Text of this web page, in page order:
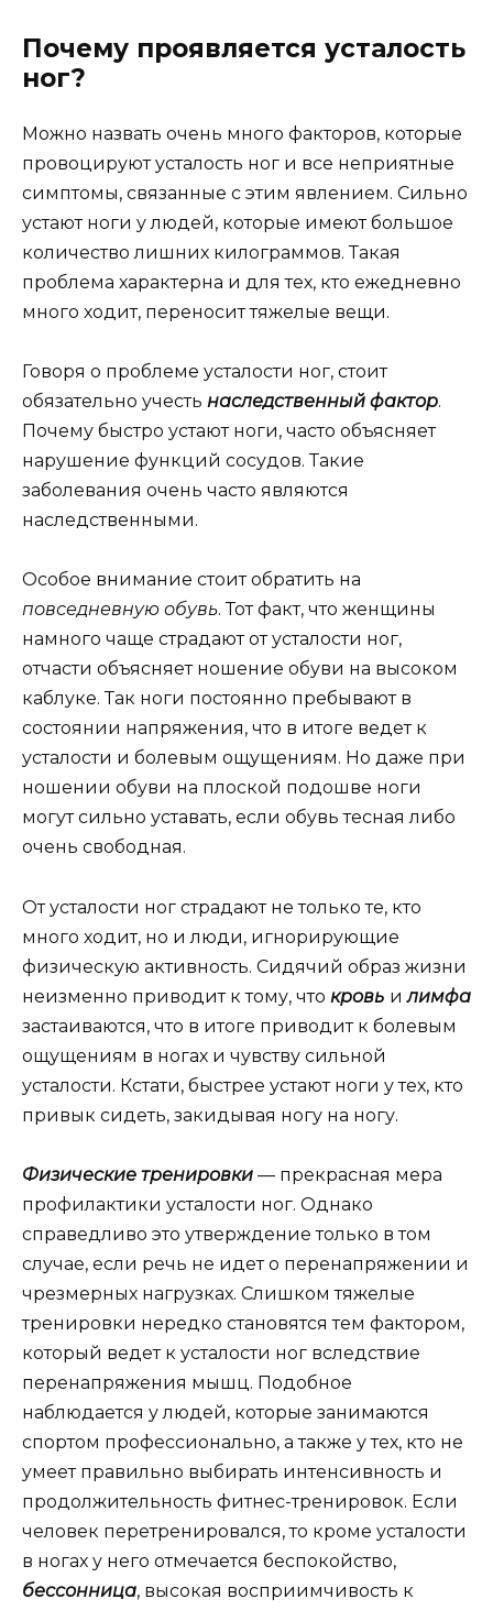
Почему проявляется усталость
ног?
Можно назвать очень много факторов, которые
провоцируют усталость ног и все неприятные
симптомы, связанные с этим явлением. Сильно
устают ноги у людей, которые имеют большое
количество лишних килограммов. Такая
проблема характерна и для тех, кто ежедневно
много ходит, переносит тяжелые вещи.
Говоря о проблеме усталости ног, стоит
обязательно учесть наследственный фактор.
Почему быстро устают ноги, часто объясняет
нарушение функций сосудов. Такие
заболевания очень часто являются
наследственными.
Особое внимание стоит обратить на
повседневную обувь. Тот факт, что женщины
намного чаще страдают от усталости ног,
отчасти объясняет ношение обуви на высоком
каблуке. Так ноги постоянно пребывают в
состоянии напряжения, что в итоге ведет к
усталости и болевым ощущениям. Но даже при
ношении обуви на плоской подошве ноги
могут сильно уставать, если обувь тесная либо
очень свободная.
От усталости ног страдают не только те, кто
много ходит, но и люди, игнорирующие
физическую активность. Сидячий образ жизни
неизменно приводит к тому, что кровь илимфа
застаиваются, что в итоге приводит к болевым
ощущениям в ногах и чувству сильной
усталости. Кстати, быстрее устают ноги у тех, кто
привык сидеть, закидывая ногу на ногу.
Физические тренировки — прекрасная мера
профилактики усталости ног. Однако
справедливо это утверждение только в том
случае, если речь не идет о перенапряжении и
чрезмерных нагрузках. Слишком тяжелые
тренировки нередко становятся тем фактором,
который ведет к усталости ног вследствие
перенапряжения мышц. Подобное
наблюдается у людей, которые занимаются
спортом профессионально, а также у тех, кто не
умеет правильно выбирать интенсивность и
продолжительность фитнес-тренировок. Если
человек перетренировался, то кроме усталости
в ногах у него отмечается беспокойство,
бессонница, высокая восприимчивость к